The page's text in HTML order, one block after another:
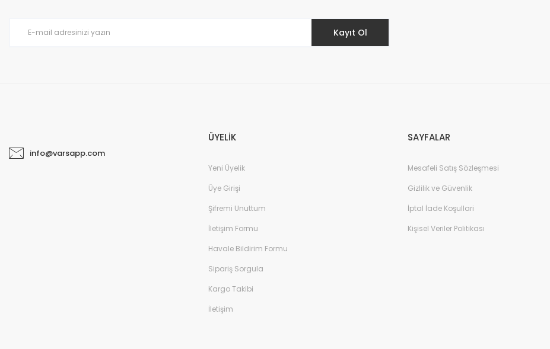
Kayıt Ol
info@varsapp.com
ÜYELİK
Yeni Üyelik
Üye Girişi
Şifremi Unuttum
İletişim Formu
Havale Bildirim Formu
Sipariş Sorgula
Kargo Takibi
İletişim
SAYFALAR
Mesafeli Satış Sözleşmesi
Gizlilik ve Güvenlik
İptal İade Koşullari
Kişisel Veriler Politikası